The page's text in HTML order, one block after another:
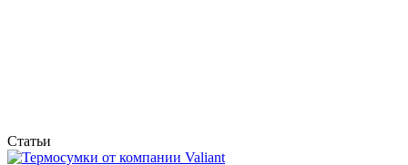
Статьи